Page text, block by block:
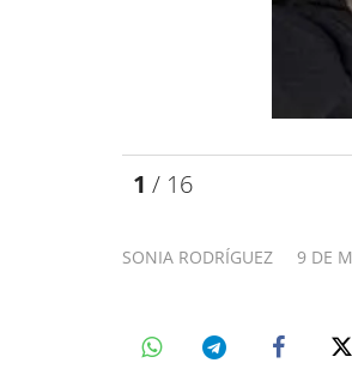
1 / 16
9 DE
SONIA RODRÍGUEZ